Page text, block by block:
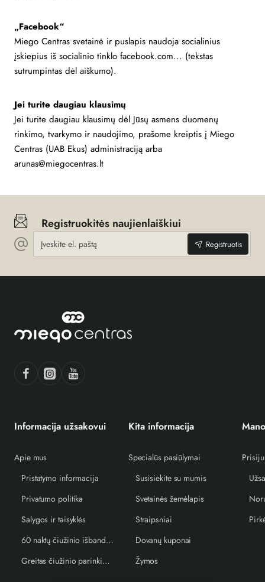
„Facebook“
Miego Centras svetainė ir puslapis naudoja socialinius
įskiepius iš socialinio tinklo facebook.com... (tekstas
sutrumpintas dėl aiškumo).
Jei turite daugiau klausimų
Jei turite daugiau klausimų dėl Jūsų asmens duomenų
rinkimo, tvarkymo ir naudojimo, prašome kreiptis į Miego
Centras (UAB Ekus) administraciją arba
arunas@miegocentras.lt
Registruokitės naujienlaiškiui
Įveskite
el.
paštą
Registruotis
Informacija užsakovui
Apie mus
Pristatymo informacija
Privatumo politika
Salygos ir taisyklės
60 naktų čiužinio išbandymo garantija
Greitas čiužinio parinkimo vedlys
Kita informacija
Specialūs pasiūlymai
Susisiekite su mumis
Svetainės žemėlapis
Straipsniai
Dovanų kuponai
Žymos